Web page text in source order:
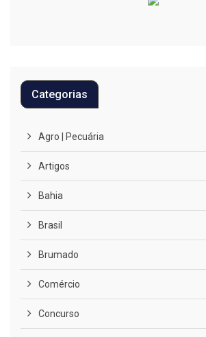
Categorias
Agro | Pecuária
Artigos
Bahia
Brasil
Brumado
Comércio
Concurso